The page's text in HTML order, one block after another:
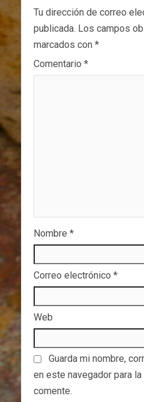
Tu dirección de correo
publicada. Los campos
marcados con *
Comentario *
Nombre *
Correo electrónico *
Web
Guarda mi nombre,
en este navegador para
comente.